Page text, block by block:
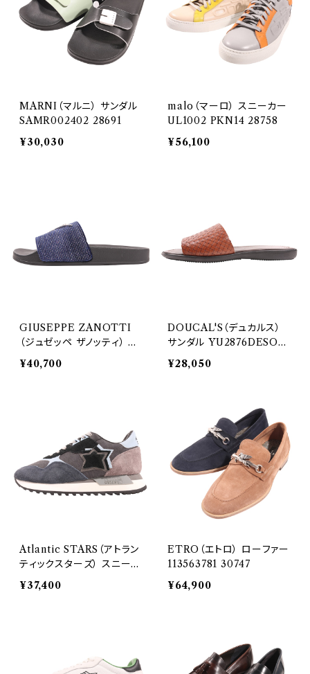
MARNI（マルニ） サンダル
SAMR002402 28691
¥30,030
malo（マーロ） スニーカー
UL1002 PKN14 28758
¥56,100
GIUSEPPE ZANOTTI
（ジュゼッペ ザノッティ） サ
ンダル RU90052 29573
¥40,700
DOUCAL'S（デュカルス）
サンダル YU2876DESOU
F953NC00 29577
¥28,050
Atlantic STARS（アトラン
ティックスターズ） スニーカ
ー DRACOC PBBB-DR2
1 30660
¥37,400
ETRO（エトロ） ローファー
113563781 30747
¥64,900